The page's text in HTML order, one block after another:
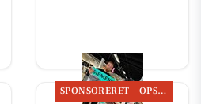
SPONSORERET OPSLAGSTAVLEN